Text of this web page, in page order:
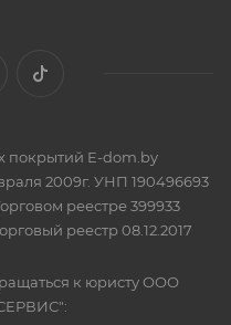
покрытий E-dom.by
2009г. УНП 190496693
реестре 399933
реестр 08.12.2017
к юристу ООО